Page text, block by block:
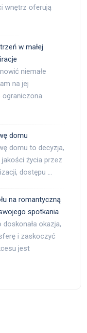
wnętrz oferują
w małej
niemałe
na jej
ograniczona
domu
domu to decyzja,
życia przez
dostępu …
na romantyczną
spotkania
okazja,
i zaskoczyć
jest